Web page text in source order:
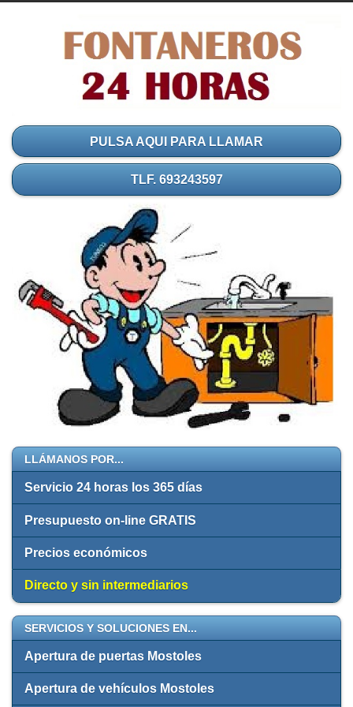
PULSA AQUI PARA LLAMAR
TLF. 693243597
LLÁMANOS POR...
Servicio 24 horas los 365 días
Presupuesto on-line GRATIS
Precios económicos
Directo y sin intermediarios
SERVICIOS Y SOLUCIONES EN...
Apertura de puertas Mostoles
Apertura de vehículos Mostoles